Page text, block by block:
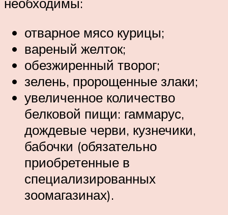
отварное мясо курицы;
вареный желток;
обезжиренный творог;
зелень, пророщенные злаки;
увеличенное количество
белковой пищи: гаммарус,
дождевые черви, кузнечики,
бабочки (обязательно
приобретенные в
специализированных
зоомагазинах).